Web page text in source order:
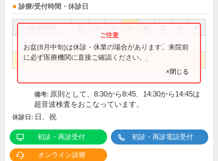
診療/受付時間・休診日
祝
8:30～12:00 ● ● ● ● ●
14:30～18:00 ● ● ●
お盆(8月中旬)は休診・休業の場合があります。来院前
に必ず医療機関に直接ご確認ください。
×閉じる
備考: 原則として、8:30から8:45、14:30から14:45は
超音波検査をおこなっています。
休診日: 日、祝
初診・再診受付 初診・再診電話受付
オンライン診療